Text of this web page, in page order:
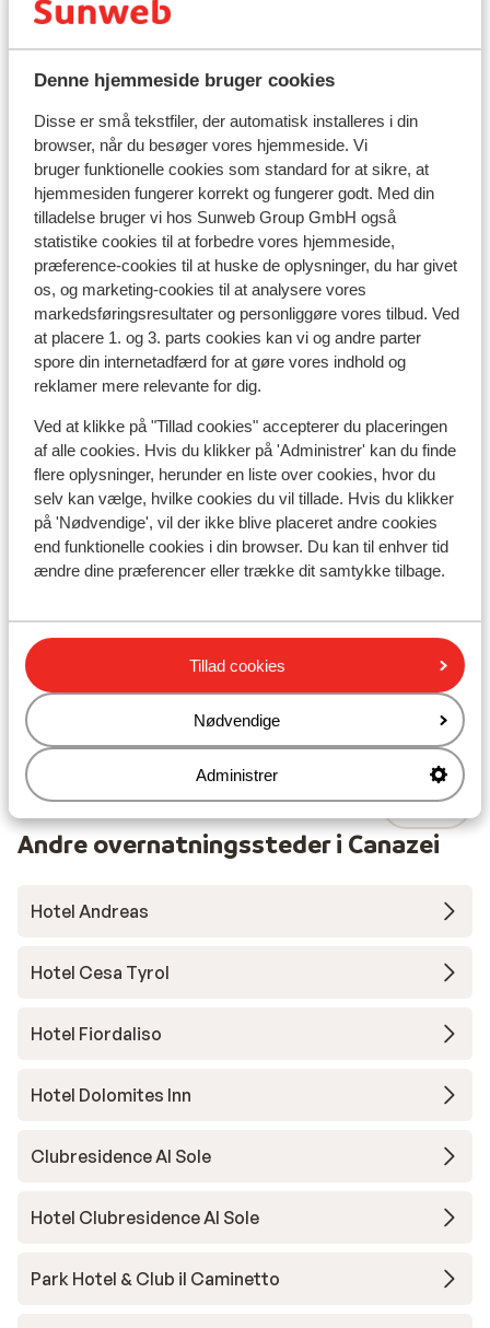
Denne hjemmeside bruger cookies
Disse er små tekstfiler, der automatisk installeres i din
browser, når du besøger vores hjemmeside. Vi
bruger funktionelle cookies som standard for at sikre, at
hjemmesiden fungerer korrekt og fungerer godt. Med din
tilladelse bruger vi hos Sunweb Group GmbH også
statistike cookies til at forbedre vores hjemmeside,
præference-cookies til at huske de oplysninger, du har givet
os, og marketing-cookies til at analysere vores
markedsføringsresultater og personliggøre vores tilbud. Ved
at placere 1. og 3. parts cookies kan vi og andre parter
spore din internetadfærd for at gøre vores indhold og
reklamer mere relevante for dig.
Ved at klikke på "Tillad cookies" accepterer du placeringen
af alle cookies. Hvis du klikker på 'Administrer' kan du finde
flere oplysninger, herunder en liste over cookies, hvor du
selv kan vælge, hvilke cookies du vil tillade. Hvis du klikker
på 'Nødvendige', vil der ikke blive placeret andre cookies
end funktionelle cookies i din browser. Du kan til enhver tid
ændre dine præferencer eller trække dit samtykke tilbage.
Tillad cookies
Nødvendige
Administrer
Populære hoteller
Fabelagtig
Hotel Cesa Tyrol
Canazei Val di Fassa Italien
Smukt nyt wellnesscenter
Mærk den autentiske atmosfære
Panoramaudsigt over dalen
Fre. 4. Dec. - Fre. 11. Dec.
person
Fra pris pr. person
Andre overnatningssteder i Canazei
Hotel Andreas
Hotel Cesa Tyrol
Hotel Fiordaliso
Hotel Dolomites Inn
Clubresidence Al Sole
Hotel Clubresidence Al Sole
Park Hotel & Club il Caminetto